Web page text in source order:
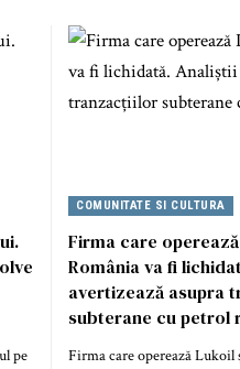
pe
COMUNITATE SI CULTURA
Firma care
România va fi
avertizează asupra
subterane cu petrol
Firma care operează Lukoil